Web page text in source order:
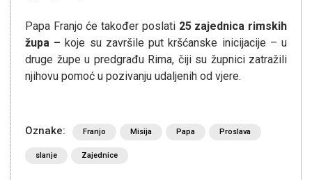
Papa Franjo će također poslati 25 zajednica rimskih
župa –koje su završile put kršćanske inicijacije – u
druge župe u predgrađu Rima, čiji su župnici zatražili
njihovu pomoć u pozivanju udaljenih od vjere.
Oznake: Franjo Misija Papa Proslava
slanje Zajednice